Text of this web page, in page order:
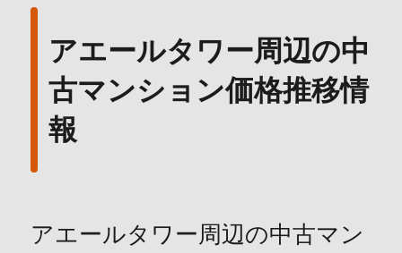
アエールタワー周辺の中
古マンション価格推移情
報
アエールタワー周辺の中古マン